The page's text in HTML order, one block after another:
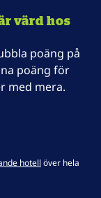
värd hos
poäng på
poäng för
med mera.
hotell .Öppnar ny flik
över hela